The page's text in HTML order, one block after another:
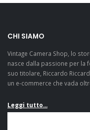
CHI SIAMO
Vintage Camera Shop, lo
nasce dalla passione per la
suo titolare, Riccardo
un e-commerce che vada
Leggi tutto...